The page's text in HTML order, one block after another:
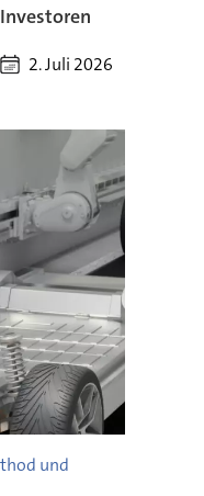
2. Juli 2026
und